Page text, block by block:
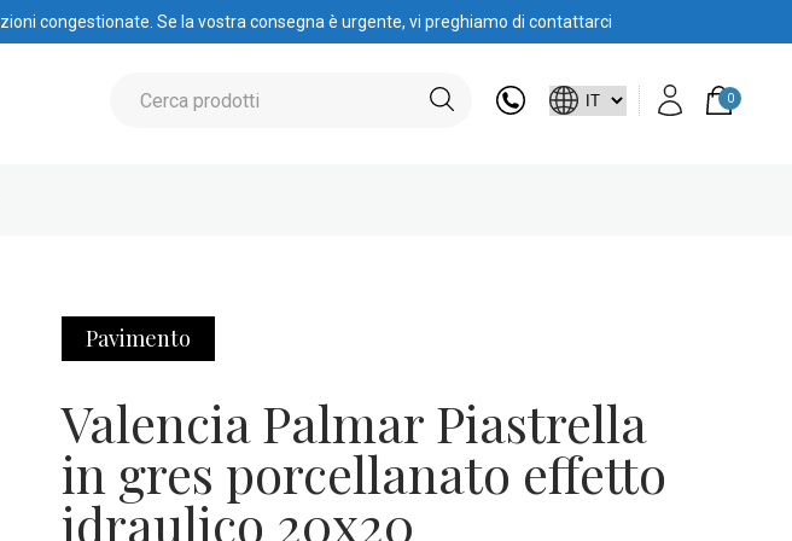
congestionate. Se la vostra consegna è urgente, vi preghiamo di contattarci
0
Pavimento
Valencia Palmar Piastrella
in gres porcellanato effetto
idraulico 20x20